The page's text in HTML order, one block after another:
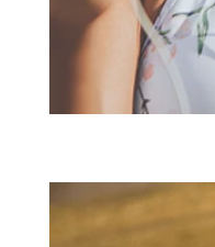
Język rosyjski w